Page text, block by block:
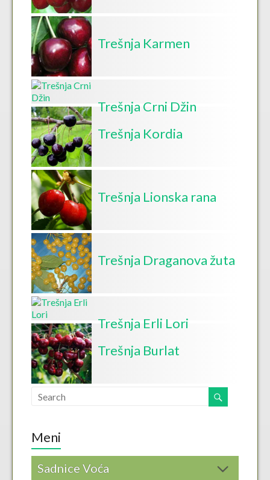
Trešnja Karmen
Trešnja Crni Džin
Trešnja Kordia
Trešnja Lionska rana
Trešnja Draganova žuta
Trešnja Erli Lori
Trešnja Burlat
Meni
Sadnice Voća